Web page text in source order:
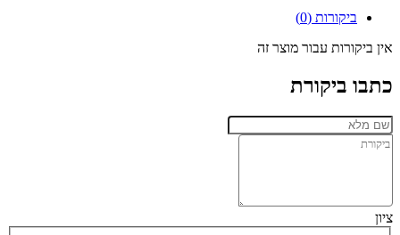
ביקורות (0)
אין ביקורות עבור מוצר זה
כתבו ביקורת
ציון